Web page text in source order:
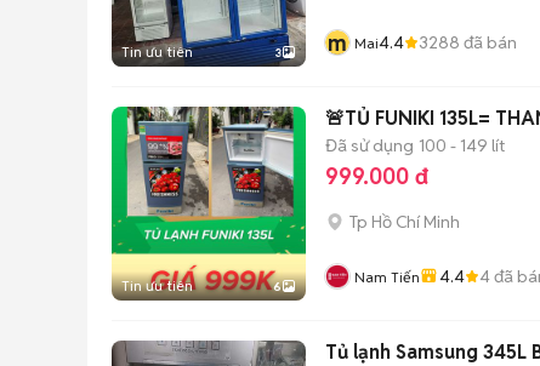
Tin ưu tiên 3 m Mai4.4 3288 đã bán
Tin ưu tiên 6
🚨TỦ FUNIKI 135L=
Đã sử dụng 100 - 149 lít
999.000 đ
Tp Hồ Chí Minh
Nam Tiến 4.4 4đã
Tủ lạnh Samsung 345L